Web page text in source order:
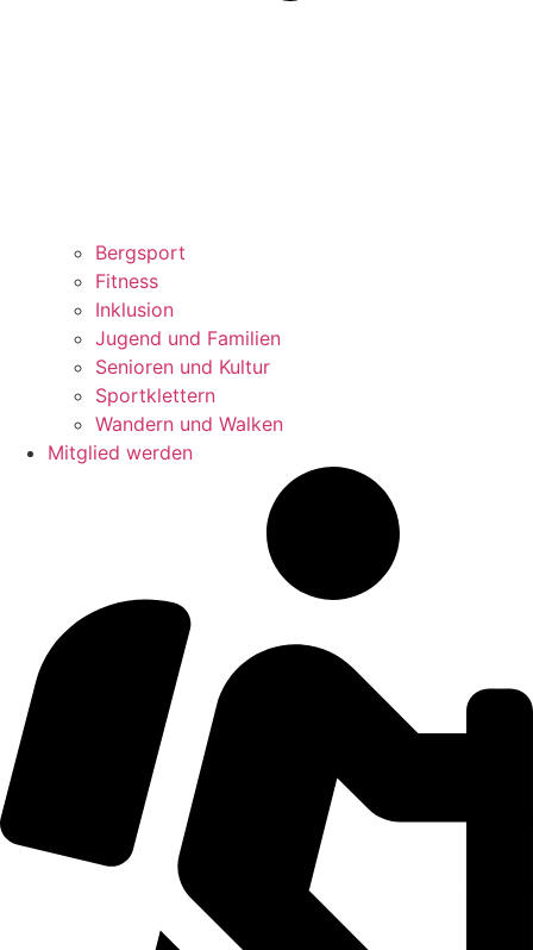
Bergsport
Fitness
Inklusion
Jugend und Familien
Senioren und Kultur
Sportklettern
Wandern und Walken
Mitglied werden